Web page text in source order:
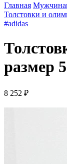
Главная
Толстовки и
#adidas
размер
8 252 ₽